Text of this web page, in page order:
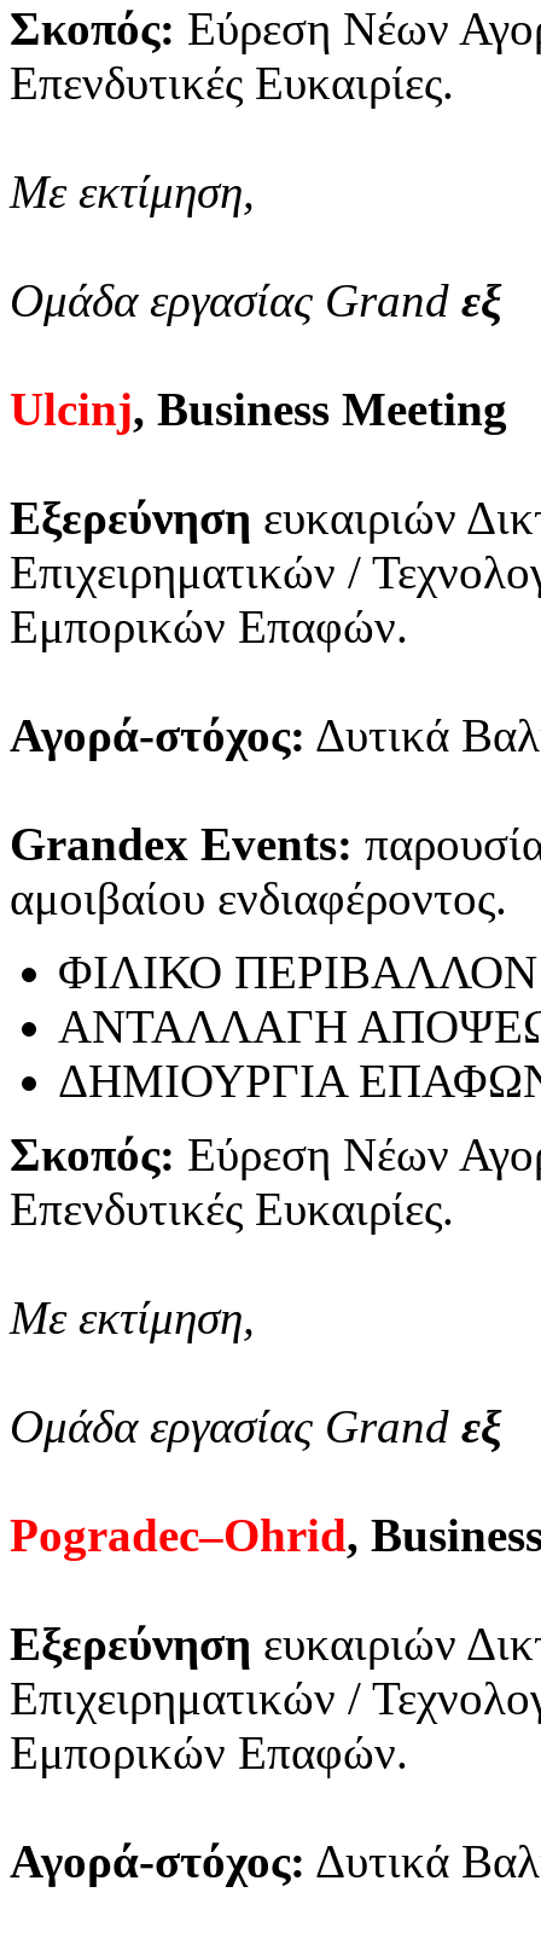
Σκοπός: Εύρεση Νέων
Επενδυτικές Ευκαιρίες.
Με εκτίμηση,
Ομάδα εργασίας Grand εξ
Ulcinj, Business Meeting
Εξερεύνηση ευκαιριών
Επιχειρηματικών /
Εμπορικών Επαφών.
Αγορά-στόχος: Δυτικά
Grandex Events:
αμοιβαίου ενδιαφέροντος.
ΦΙΛΙΚΟ ΠΕΡΙΒΑΛΛΟΝ
ΑΝΤΑΛΛΑΓΗ
ΔΗΜΙΟΥΡΓΙΑ
Σκοπός: Εύρεση Νέων
Επενδυτικές Ευκαιρίες.
Με εκτίμηση,
Ομάδα εργασίας Grand εξ
Pogradec–Ohrid,
Εξερεύνηση ευκαιριών
Επιχειρηματικών /
Εμπορικών Επαφών.
Αγορά-στόχος: Δυτικά